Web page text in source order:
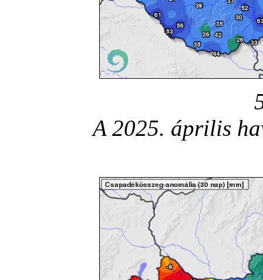
A 2025. április